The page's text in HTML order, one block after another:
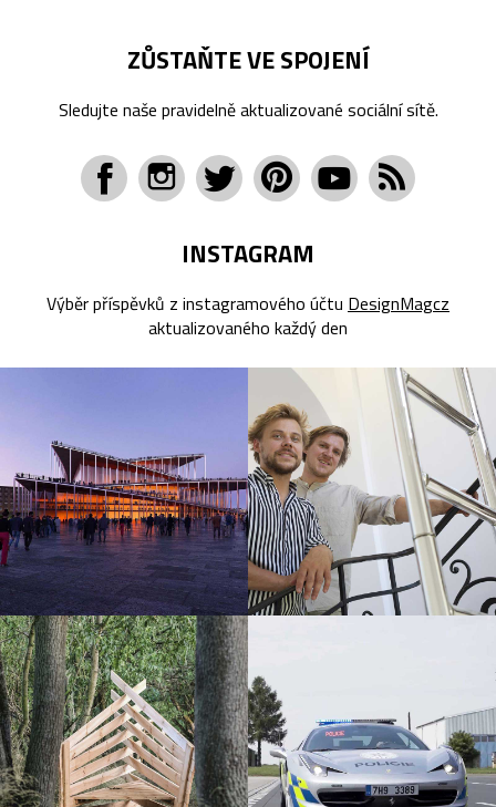
ZŮSTAŇTE VE SPOJENÍ
Sledujte naše pravidelně aktualizované sociální sítě.
INSTAGRAM
Výběr příspěvků z instagramového účtu DesignMagcz
aktualizovaného každý den